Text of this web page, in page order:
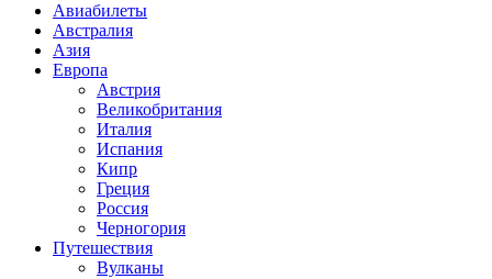
Авиабилеты
Австралия
Азия
Европа
Австрия
Великобритания
Италия
Испания
Кипр
Греция
Россия
Черногория
Путешествия
Вулканы